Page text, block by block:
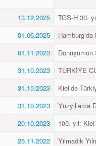
13.12.2025
TGS-H 30.
01.06.2025
01.11.2023
Dönüşümün
31.10.2023
TÜRKİYE
31.10.2023
Kiel’de
31.10.2023
Yüzyıllarca
20.10.2023
100. yıl:
25.11.2022
Yılmadık